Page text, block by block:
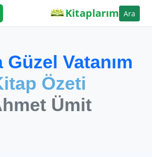
Kitaplarım Ara
Güzel Vatanım
Özeti
Ümit